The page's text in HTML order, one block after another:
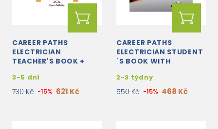
CAREER PATHS
ELECTRICIAN
TEACHER'S BOOK +
CROSS-PLATFORM
APPLICATION WITH
3-5 dní
730 Kč -15% 621 Kč
CAREER PATHS
ELECTRICIAN STUDENT
´S BOOK WITH
2-3 týdny
550 Kč -15% 468 Kč